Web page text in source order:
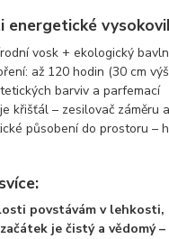
vosk + ekologický
až 120 hodin (30 cm
barviv a parfemací
křišťál – zesilovač záměru
působení do prostoru –
povstávám v lehkosti,
je čistý a vědomý